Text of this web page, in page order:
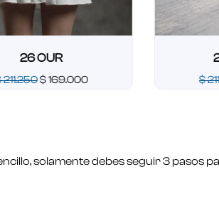
OUR
$169.000
26
211.250$
solamente debes seguir 3 pasos